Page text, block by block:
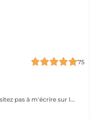
75
Si le traitement vous intéresse, n'hésitez pas à m'écrire sur Instagram. je vous donnerai toutes les informations que vous besoin.